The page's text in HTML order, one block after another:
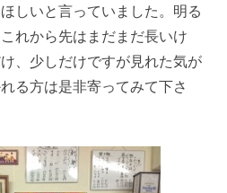
しいと言っていました。明る
れから先はまだまだ長いけ
、少しだけですが見れた気が
る方は是非寄ってみて下さ